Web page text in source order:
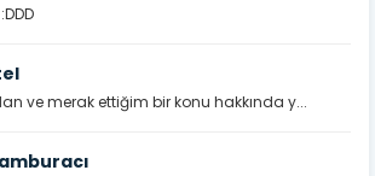
ve merak ettiğim bir konu hakkında y...